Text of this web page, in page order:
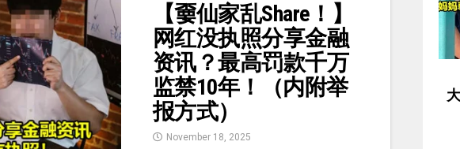
【嫑仙家乱Share！】
网红没执照分享金融
资讯？最高罚款千万
监禁10年！（内附举
报方式）
November 18, 2025